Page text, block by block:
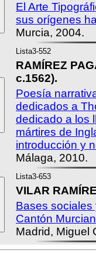
El Arte
sus orígenes
Murcia, 2004.
Lista3-552
RAMÍREZ
c.1562).
Poesía
dedicados a
dedicado a los
mártires de
introducción y
Málaga, 2010.
Lista3-653
VILAR
Bases
Cantón
Madrid, Miguel